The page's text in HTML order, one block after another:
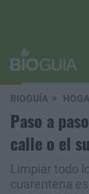
BIOGUÍA
Paso a
calle o el
Limpiar todo
cuarentena